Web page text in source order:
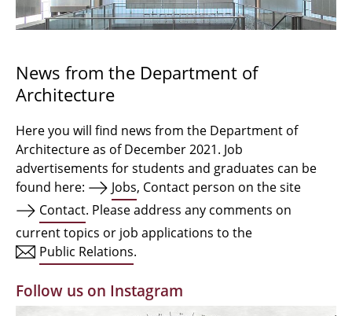
Bachelor Architecture+
Qualification profile
Semester Programme
Internationales
Facilities
Alumni | cloud club
News from the Department of
Architecture
Here you will find news from the Department of
Architecture as of December 2021. Job
advertisements for students and graduates can be
found here:
Jobs, Contact person on the site
Contact. Please address any comments on
current topics or job applications to the
Public Relations.
Follow us on Instagram